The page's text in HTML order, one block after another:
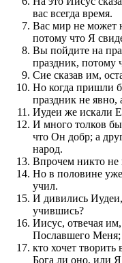
вас всегда время.
Вас мир не может
потому что Я
Вы пойдите на
праздник, потому
Сие сказав им,
Но когда пришли
праздник не явно,
Иудеи же искали
И много толков
что Он добр; а
народ.
Впрочем никто не
Но в половине
учил.
И дивились
учившись?
Иисус, отвечая
Пославшего Меня;
кто хочет
Бога ли оно, или